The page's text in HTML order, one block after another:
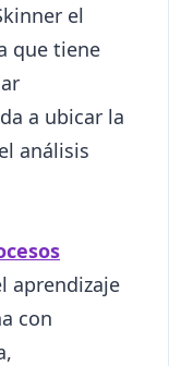
el
que tiene
a ubicar la
análisis
aprendizaje
con